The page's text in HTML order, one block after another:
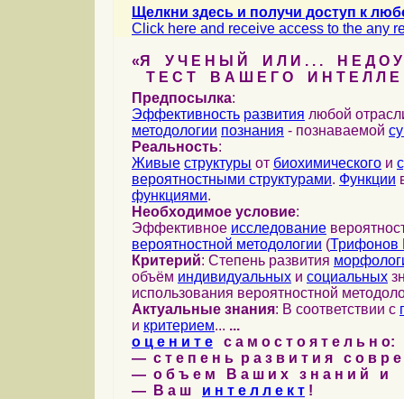
Щелкни здесь и получи доступ к
Click here and receive access to the any
«Я У Ч Е Н Ы Й И Л И . . . Н Е Д О У
Т Е С Т В А Ш Е Г О И Н Т Е Л Л Е
Предпосылка:
Эффективность развития любой
методологии познания - познаваемой
Реальность:
Живые структуры от биохимического и
вероятностными структурами. Функции
функциями.
Необходимое условие:
Эффективное исследование
вероятностной методологии (Трифонов
Критерий: Степень развития
объём индивидуальных и социальных
использования вероятностной
Актуальные знания: В соответствии с
и критерием... ...
о ц е н и т е с а м о с т о я т е л ь н о:
— с т е п е н ь р а з в и т и я с о в р
— о б ъ е м В а ш и х з н а н и й и
— В а ш и н т е л л е к т !